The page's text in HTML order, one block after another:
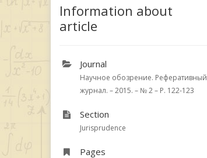
Information about
article
Journal
Научное обозрение. Реферативный
журнал. – 2015. – № 2 – P. 122-123
Section
Jurisprudence
Pages